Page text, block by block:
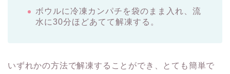
ボウルに冷凍カンパチを袋のまま入れ、流
水に30分ほどあてて解凍する。
いずれかの方法で解凍することができ、とても簡単で